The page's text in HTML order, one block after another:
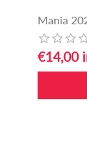
Mania
€14,00